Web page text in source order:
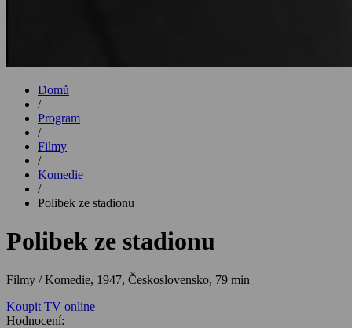
Domů
/
Program
/
Filmy
/
Komedie
/
Polibek ze stadionu
Polibek ze stadionu
Filmy / Komedie, 1947, Československo, 79 min
Koupit TV online
Hodnocení: